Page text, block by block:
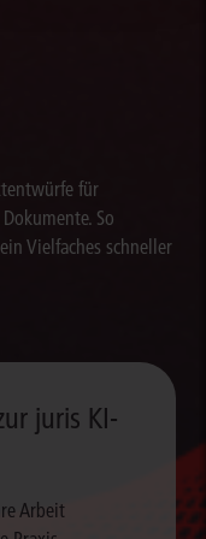
für
So
Vielfaches schneller
juris KI-
Arbeit